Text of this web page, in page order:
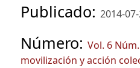
Publicado: 2014-
Número: Vol. 6
movilización y acción